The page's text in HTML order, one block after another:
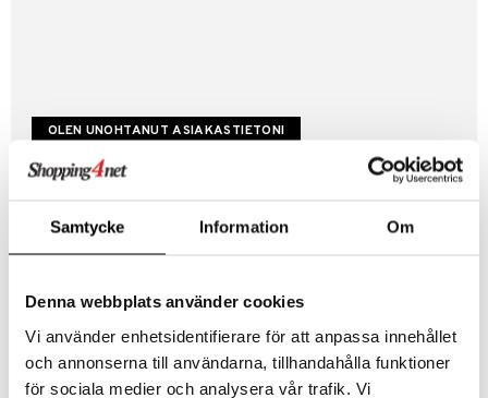
Samtycke Information Om
Denna webbplats använder cookies
Vi använder enhetsidentifierare för att anpassa innehållet
och annonserna till användarna, tillhandahålla funktioner
för sociala medier och analysera vår trafik. Vi
Luo uusi asiakas
Hyviä tarjouksia
Kestotilaus
Arvostele tuotteita
Toivelistat